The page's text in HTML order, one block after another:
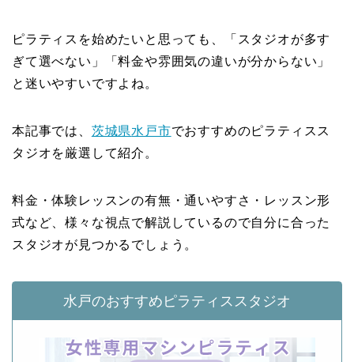
ピラティスを始めたいと思っても、「スタジオが多す
ぎて選べない」「料金や雰囲気の違いが分からない」
と迷いやすいですよね。
本記事では、 茨城県水戸市でおすすめのピラティスス
タジオを厳選して紹介。
料金・体験レッスンの有無・通いやすさ・レッスン形
式など、様々な視点で解説しているので自分に合った
スタジオが見つかるでしょう。
水戸のおすすめピラティススタジオ